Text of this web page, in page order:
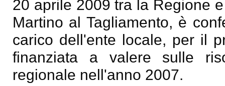
20 aprile 2009 tra la Regione
Martino al Tagliamento, è
carico dell'ente locale, per il
finanziata a valere sulle
regionale nell'anno 2007.